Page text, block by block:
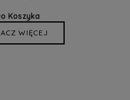
Koszyka
WIĘCEJ